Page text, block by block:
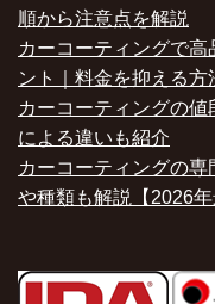
順から注意点を解説
カーコーティングで
ント｜料金を抑える方
カーコーティングの
による違いも紹介
カーコーティングの
や種類も解説【2026年